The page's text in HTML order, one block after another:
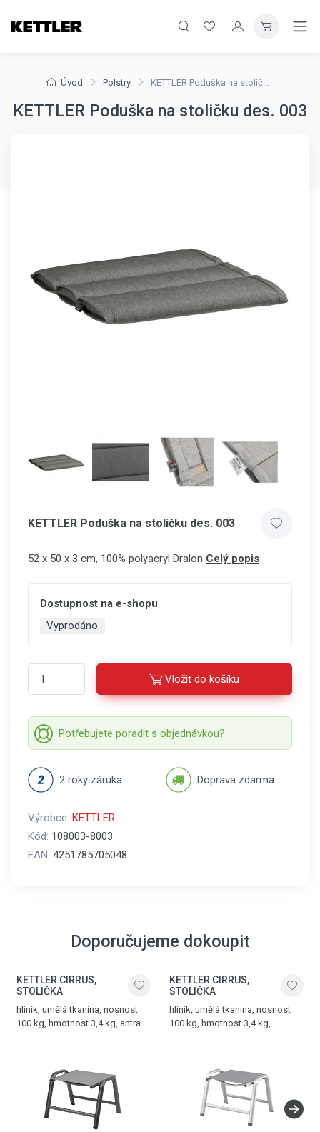
Úvod Polstry KETTLER Poduška na stoličku des. 003
KETTLER Poduška na stoličku des. 003
KETTLER Poduška na stoličku des. 003
52 x 50 x 3 cm, 100% polyacryl Dralon Celý popis
Dostupnost na e-shopu
Vyprodáno
Vložit do košíku
Potřebujete poradit s objednávkou?
2 roky záruka Doprava zdarma
Výrobce: KETTLER
Kód: 108003-8003
EAN: 4251785705048
Doporučujeme dokoupit
KETTLER CIRRUS,
STOLIČKA
hliník, umělá tkanina, nosnost
100 kg, hmotnost 3,4 kg, antracit
KETTLER CIRRUS,
STOLIČKA
hliník, umělá tkanina, nosnost
100 kg, hmotnost 3,4 kg,